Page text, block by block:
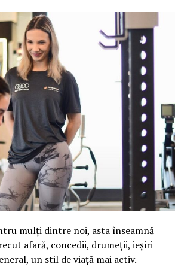
mulți dintre noi, asta înseamnă
afară, concedii, drumeții, ieșiri
un stil de viață mai activ.